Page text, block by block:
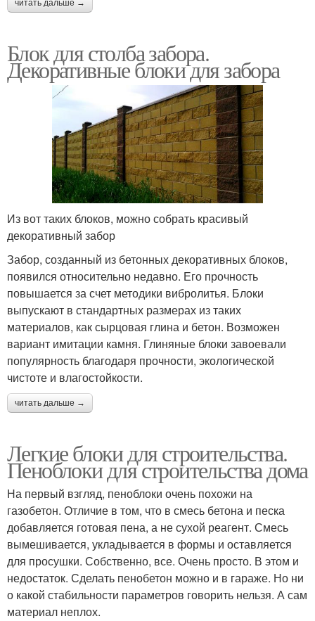
читать дальше →
Блок для столба забора.
Декоративные блоки для забора
Из вот таких блоков, можно собрать красивый
декоративный забор
Забор, созданный из бетонных декоративных блоков,
появился относительно недавно. Его прочность
повышается за счет методики вибролитья. Блоки
выпускают в стандартных размерах из таких
материалов, как сырцовая глина и бетон. Возможен
вариант имитации камня. Глиняные блоки завоевали
популярность благодаря прочности, экологической
чистоте и влагостойкости.
читать дальше →
Легкие блоки для строительства.
Пеноблоки для строительства дома
На первый взгляд, пеноблоки очень похожи на
газобетон. Отличие в том, что в смесь бетона и песка
добавляется готовая пена, а не сухой реагент. Смесь
вымешивается, укладывается в формы и оставляется
для просушки. Собственно, все. Очень просто. В этом и
недостаток. Сделать пенобетон можно и в гараже. Но ни
о какой стабильности параметров говорить нельзя. А сам
материал неплох.